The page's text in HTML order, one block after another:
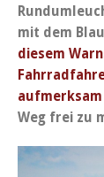
mit dem
diesem
aufmerksam
Weg frei zu